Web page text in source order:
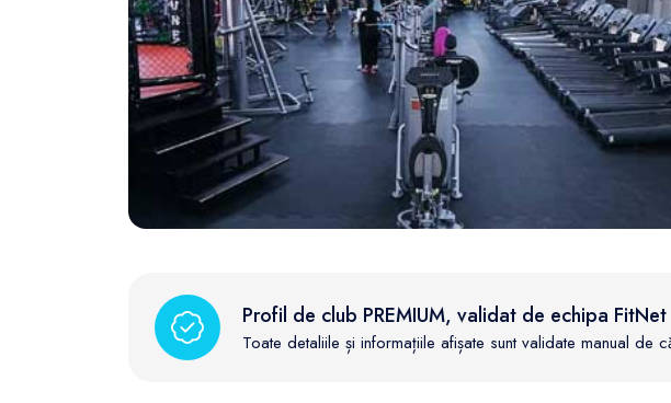
FunOne
Profil de club PREMIUM, validat de echipa FitNet
Toate detaliile și informațiile afișate sunt validate manual de